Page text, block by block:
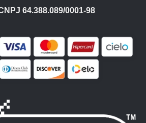
64.388.089/0001-98